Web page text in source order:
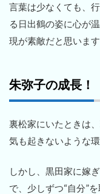
言葉は少なくても、
る日出鶴の姿に心が
現が素敵だと思いま
朱弥子の成長！
裏松家にいたときは
気も起きないような
しかし、黒田家に嫁
で、少しずつ“自分”